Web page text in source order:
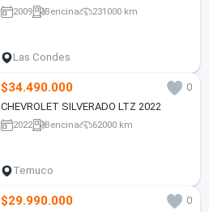
2009 Bencina 231000 km
Las Condes
$34.490.000
0
CHEVROLET SILVERADO LTZ 2022
2022 Bencina 62000 km
Temuco
$29.990.000
0